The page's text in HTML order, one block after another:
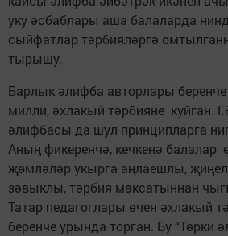
уку әсбаб­лары аша балаларда
сыйфатлар тәрбияләргә
тырышу.
Барлык әлифба авторлары
милли, әхлакый тәрбияне куйган.
әлифбасы да шул принципларга
Аның фикеренчә, кечкенә балалар
җөмләләр укырга аңлаешлы, җиңел
зәвыклы, тәрбия максатыннан
Татар педагоглары өчен әхлакый
беренче урында торган. Бу “Төрки